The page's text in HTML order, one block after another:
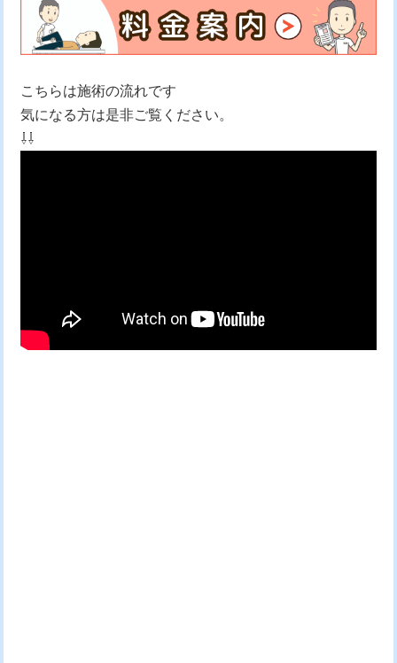
こちらは施術の流れです
気になる方は是非ご覧ください。
⇩⇩